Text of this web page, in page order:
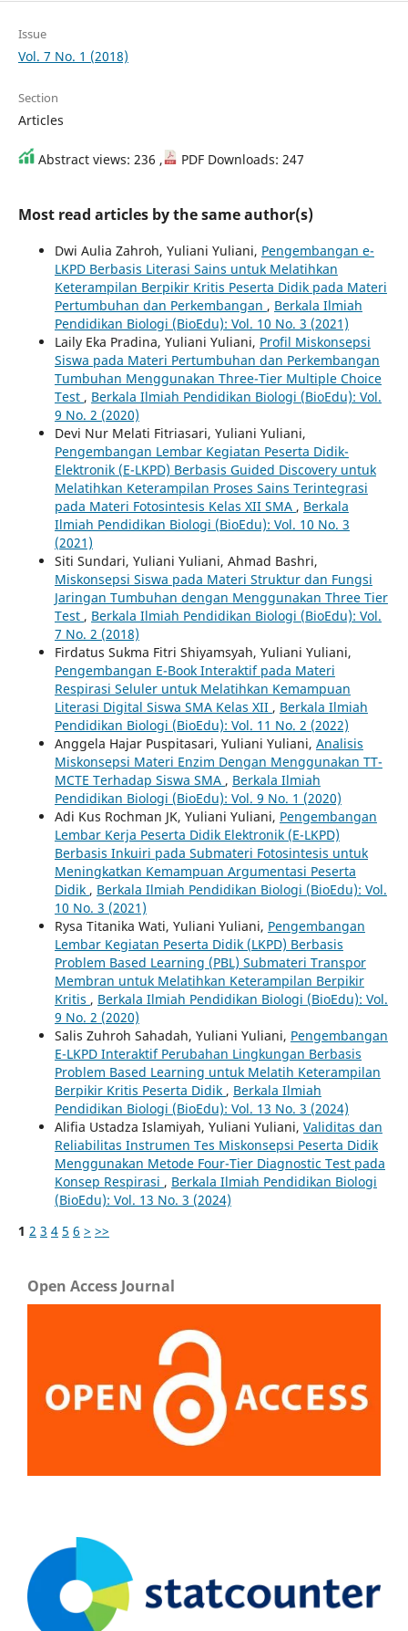
Issue
Vol. 7 No. 1 (2018)
Section
Articles
Abstract views: 236 , PDF Downloads: 247
Most read articles by the same author(s)
Dwi Aulia Zahroh, Yuliani Yuliani, Pengembangan e-
LKPD Berbasis Literasi Sains untuk Melatihkan
Keterampilan Berpikir Kritis Peserta Didik pada Materi
Pertumbuhan dan Perkembangan , Berkala Ilmiah
Pendidikan Biologi (BioEdu): Vol. 10 No. 3 (2021)
Laily Eka Pradina, Yuliani Yuliani, Profil Miskonsepsi
Siswa pada Materi Pertumbuhan dan Perkembangan
Tumbuhan Menggunakan Three-Tier Multiple Choice
Test , Berkala Ilmiah Pendidikan Biologi (BioEdu): Vol.
9 No. 2 (2020)
Devi Nur Melati Fitriasari, Yuliani Yuliani,
Pengembangan Lembar Kegiatan Peserta Didik-
Elektronik (E-LKPD) Berbasis Guided Discovery untuk
Melatihkan Keterampilan Proses Sains Terintegrasi
pada Materi Fotosintesis Kelas XII SMA , Berkala
Ilmiah Pendidikan Biologi (BioEdu): Vol. 10 No. 3
(2021)
Siti Sundari, Yuliani Yuliani, Ahmad Bashri,
Miskonsepsi Siswa pada Materi Struktur dan Fungsi
Jaringan Tumbuhan dengan Menggunakan Three Tier
Test , Berkala Ilmiah Pendidikan Biologi (BioEdu): Vol.
7 No. 2 (2018)
Firdatus Sukma Fitri Shiyamsyah, Yuliani Yuliani,
Pengembangan E-Book Interaktif pada Materi
Respirasi Seluler untuk Melatihkan Kemampuan
Literasi Digital Siswa SMA Kelas XII , Berkala Ilmiah
Pendidikan Biologi (BioEdu): Vol. 11 No. 2 (2022)
Anggela Hajar Puspitasari, Yuliani Yuliani, Analisis
Miskonsepsi Materi Enzim Dengan Menggunakan TT-
MCTE Terhadap Siswa SMA , Berkala Ilmiah
Pendidikan Biologi (BioEdu): Vol. 9 No. 1 (2020)
Adi Kus Rochman JK, Yuliani Yuliani, Pengembangan
Lembar Kerja Peserta Didik Elektronik (E-LKPD)
Berbasis Inkuiri pada Submateri Fotosintesis untuk
Meningkatkan Kemampuan Argumentasi Peserta
Didik , Berkala Ilmiah Pendidikan Biologi (BioEdu): Vol.
10 No. 3 (2021)
Rysa Titanika Wati, Yuliani Yuliani, Pengembangan
Lembar Kegiatan Peserta Didik (LKPD) Berbasis
Problem Based Learning (PBL) Submateri Transpor
Membran untuk Melatihkan Keterampilan Berpikir
Kritis , Berkala Ilmiah Pendidikan Biologi (BioEdu): Vol.
9 No. 2 (2020)
Salis Zuhroh Sahadah, Yuliani Yuliani, Pengembangan
E-LKPD Interaktif Perubahan Lingkungan Berbasis
Problem Based Learning untuk Melatih Keterampilan
Berpikir Kritis Peserta Didik , Berkala Ilmiah
Pendidikan Biologi (BioEdu): Vol. 13 No. 3 (2024)
Alifia Ustadza Islamiyah, Yuliani Yuliani, Validitas dan
Reliabilitas Instrumen Tes Miskonsepsi Peserta Didik
Menggunakan Metode Four-Tier Diagnostic Test pada
Konsep Respirasi , Berkala Ilmiah Pendidikan Biologi
(BioEdu): Vol. 13 No. 3 (2024)
1 2 3 4 5 6 > >>
Open Access Journal